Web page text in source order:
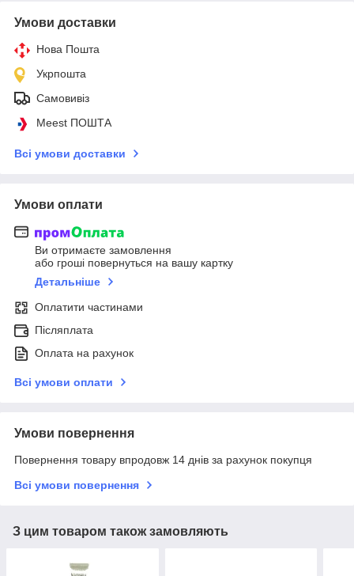
Умови доставки
Нова Пошта
Укрпошта
Самовивіз
Meest ПОШТА
Всі умови доставки
Умови оплати
Ви отримаєте замовлення
або гроші повернуться на вашу картку
Детальніше
Оплатити частинами
Післяплата
Оплата на рахунок
Всі умови оплати
Умови повернення
Повернення товару впродовж 14 днів за рахунок покупця
Всі умови повернення
З цим товаром також замовляють